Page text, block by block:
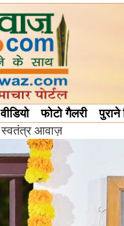
वीडियो फोटो गैलरी
स्वतंत्र आवाज़